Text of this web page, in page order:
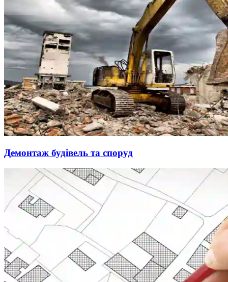
Демонтаж будівель та споруд